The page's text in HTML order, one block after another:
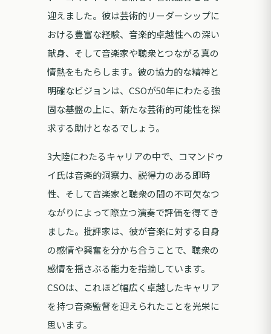
迎えました。彼は芸術的リーダーシップに
おける豊富な経験、音楽的卓越性への深い
献身、そして音楽家や聴衆とつながる真の
情熱をもたらします。彼の協力的な精神と
明確なビジョンは、CSOが50年にわたる強
固な基盤の上に、新たな芸術的可能性を探
求する助けとなるでしょう。
3大陸にわたるキャリアの中で、コマンドゥ
イ氏は音楽的洞察力、説得力のある即時
性、そして音楽家と聴衆の間の不可欠なつ
ながりによって際立つ演奏で評価を得てき
ました。批評家は、彼が音楽に対する自身
の感情や興奮を分かち合うことで、聴衆の
感情を揺さぶる能力を指摘しています。
CSOは、これほど幅広く卓越したキャリア
を持つ音楽監督を迎えられたことを光栄に
思います。